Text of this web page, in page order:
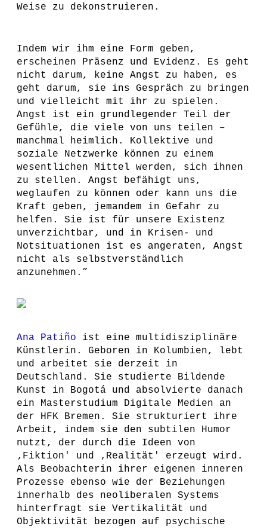
Weise zu dekonstruieren.
Indem wir ihm eine Form geben,
erscheinen Präsenz und Evidenz. Es geht
nicht darum, keine Angst zu haben, es
geht darum, sie ins Gespräch zu bringen
und vielleicht mit ihr zu spielen.
Angst ist ein grundlegender Teil der
Gefühle, die viele von uns teilen –
manchmal heimlich. Kollektive und
soziale Netzwerke können zu einem
wesentlichen Mittel werden, sich ihnen
zu stellen. Angst befähigt uns,
weglaufen zu können oder kann uns die
Kraft geben, jemandem in Gefahr zu
helfen. Sie ist für unsere Existenz
unverzichtbar, und in Krisen- und
Notsituationen ist es angeraten, Angst
nicht als selbstverständlich
anzunehmen.”
Ana Patiño ist eine multidisziplinäre
Künstlerin. Geboren in Kolumbien, lebt
und arbeitet sie derzeit in
Deutschland. Sie studierte Bildende
Kunst in Bogotá und absolvierte danach
ein Masterstudium Digitale Medien an
der HFK Bremen. Sie strukturiert ihre
Arbeit, indem sie den subtilen Humor
nutzt, der durch die Ideen von
‚Fiktion' und ‚Realität' erzeugt wird.
Als Beobachterin ihrer eigenen inneren
Prozesse ebenso wie der Beziehungen
innerhalb des neoliberalen Systems
hinterfragt sie Vertikalität und
Objektivität bezogen auf psychische